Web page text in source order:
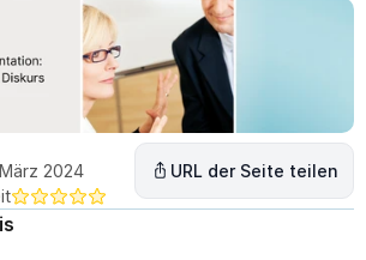
2024
URL der Seite teilen